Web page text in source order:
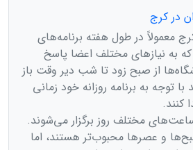
در کرج
معمولاً در طول هفته برنامه‌های
به نیازهای مختلف اعضا پاسخ
از صبح زود تا شب دیر وقت باز
با توجه به برنامه روزانه خود زمانی
کنند.
مختلف روز برگزار می‌شوند.
و عصرها محبوب‌تر هستند، اما